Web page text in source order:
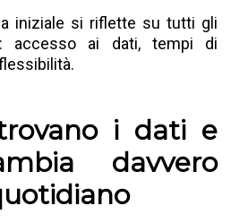
iniziale si riflette su tutti gli
accesso ai dati, tempi di
i dati e
davvero